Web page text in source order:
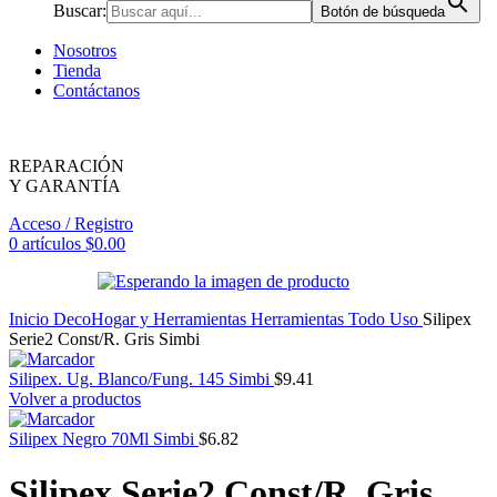
Buscar: Botón de búsqueda
Nosotros
Tienda
Contáctanos
REPARACIÓN
Y GARANTÍA
Acceso / Registro
0 artículos $0.00
Inicio DecoHogar y Herramientas Herramientas Todo Uso Silipex
Serie2 Const/R. Gris Simbi
Silipex. Ug. Blanco/Fung. 145 Simbi $9.41
Volver a productos
Silipex Negro 70Ml Simbi $6.82